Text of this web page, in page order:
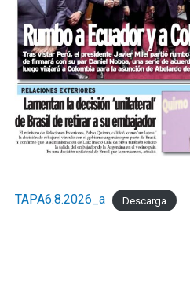
TAPA6.8.2026_a Descarga